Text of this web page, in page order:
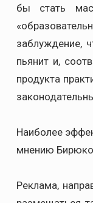
бы стать
заблуждение,
пьянит и,
продукта
Наиболее
мнению
Реклама,